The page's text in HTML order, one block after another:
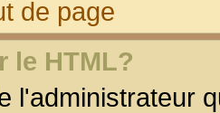
de page
le HTML?
l'administrateur